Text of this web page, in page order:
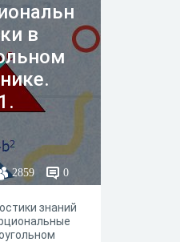
в
2859 0
знаний